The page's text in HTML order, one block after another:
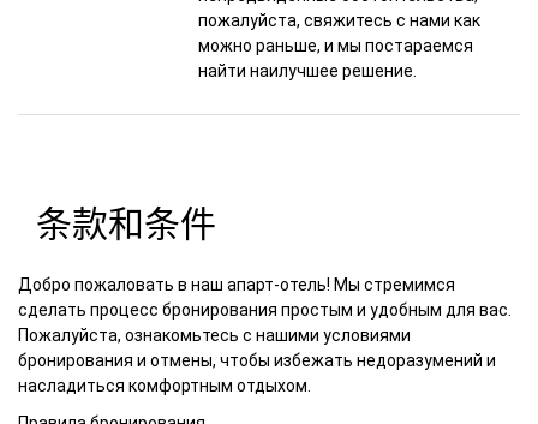
пожалуйста, свяжитесь с нами как
можно раньше, и мы постараемся
найти наилучшее решение.
条款和条件
Добро пожаловать в наш апарт-отель! Мы стремимся
сделать процесс бронирования простым и удобным для вас.
Пожалуйста, ознакомьтесь с нашими условиями
бронирования и отмены, чтобы избежать недоразумений и
насладиться комфортным отдыхом.